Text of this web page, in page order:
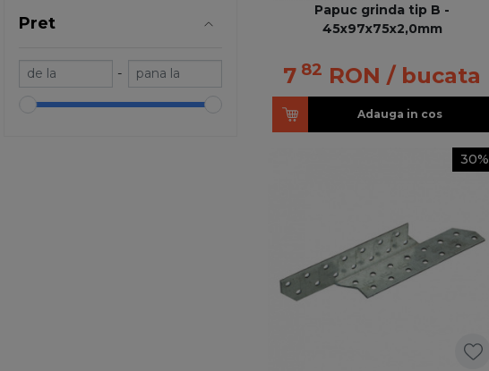
Pret
-
Papuc grinda tip B -
45x97x75x2,0mm
7 82 RON / bucata
Adauga in cos
30%